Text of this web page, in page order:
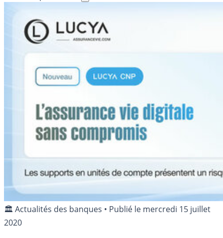
🏛️ Actualités des banques • Publié le mercredi 15 juillet
2020